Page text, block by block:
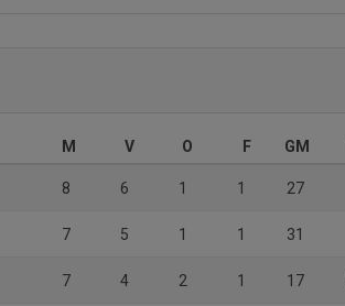
M V O F GM
8 6 1 1 27
7 5 1 1 31
7 4 2 1 17